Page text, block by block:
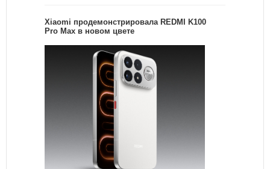
Xiaomi продемонстрировала REDMI K100
Pro Max в новом цвете